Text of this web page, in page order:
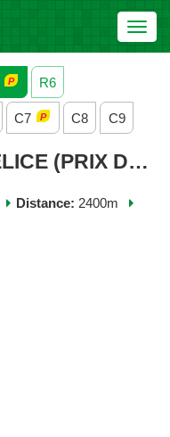
R6
C7 C8 C9
R5C5 - PRIX KARA DELICE (PRIX DE LA VILLA STRASSBURGER) - VENDREDI 28 AOUT 2020
Distance: 2400m